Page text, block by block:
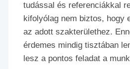
tudással és referenciákkal
kifolyólag nem biztos, hogy
az adott szakterülethez.
érdemes mindig tisztában
lesz a pontos feladat a